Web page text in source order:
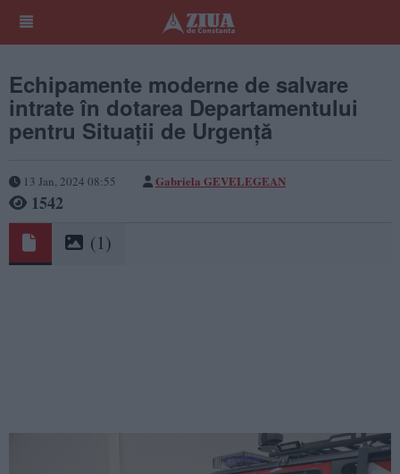
Echipamente moderne de salvare
intrate în dotarea Departamentului
pentru Situații de Urgență
13 Jan, 2024 08:55 Gabriela GEVELEGEAN
1542
(1)